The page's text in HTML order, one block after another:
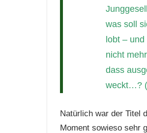
was soll
lobt –
nicht
dass
weckt…?
Natürlich war der Titel
Moment sowieso sehr